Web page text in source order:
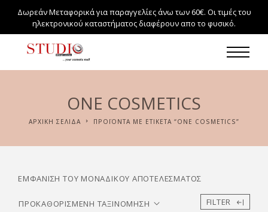
Δωρεάν Μεταφορικά για παραγγελίες άνω των 60€. Οι τιμές του
ηλεκτρονικού καταστήματος διαφέρουν απο το φυσικό.
ONE COSMETICS
ΑΡΧΙΚΉ ΣΕΛΊΔΑ ΠΡΟΪΌΝΤΑ ΜΕ ΕΤΙΚΈΤΑ “ONE COSMETICS”
ΕΜΦΆΝΙΣΗ ΤΟΥ ΜΟΝΑΔΙΚΟΎ ΑΠΟΤΕΛΈΣΜΑΤΟΣ
FILTER